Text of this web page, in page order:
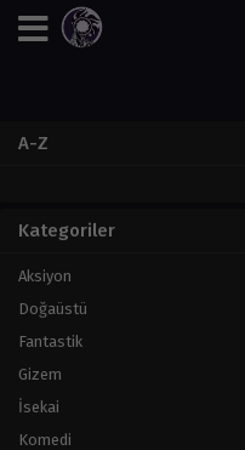
A-Z
Kategoriler
Aksiyon
Doğaüstü
Fantastik
Gizem
İsekai
Komedi